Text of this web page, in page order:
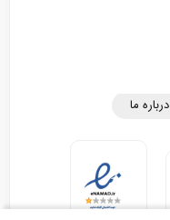
درباره ما